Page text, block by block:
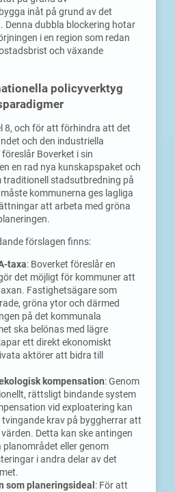
inåt på grund av det
Denna dubbla blockering hotar
i en region som redan
och växande
policyverktyg
8, och för att förhindra att det
och den industriella
Boverket i sin
en rad nya kunskapspaket och
traditionell stadsutbredning på
kommunerna ges lagliga
att arbeta med gröna
förslagen finns:
taxa: Boverket föreslår en
det möjligt för kommuner att
Fastighetsägare som
gröna ytor och därmed
på det kommunala
ska belönas med lägre
ett direkt ekonomiskt
aktörer att bidra till
kompensation: Genom
rättsligt bindande system
vid exploatering kan
krav på byggherrar att
Detta kan ske antingen
planområdet eller genom
i andra delar av det
som planeringsideal : För att